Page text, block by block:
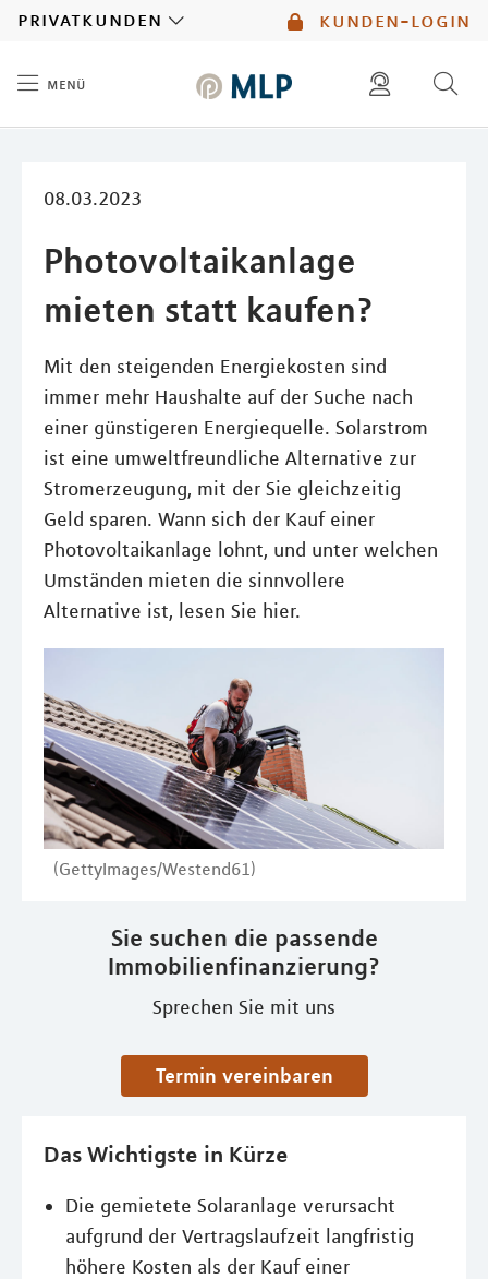
kunden-login
privatkunden
menü
08.03.2023
Photovoltaikanlage
mieten statt kaufen?
Mit den steigenden Energiekosten sind
immer mehr Haushalte auf der Suche nach
einer günstigeren Energiequelle. Solarstrom
ist eine umweltfreundliche Alternative zur
Stromerzeugung, mit der Sie gleichzeitig
Geld sparen. Wann sich der Kauf einer
Photovoltaikanlage lohnt, und unter welchen
Umständen mieten die sinnvollere
Alternative ist, lesen Sie hier.
(GettyImages/Westend61)
Sie suchen die passende
Immobilienfinanzierung?
Sprechen Sie mit uns
Termin vereinbaren
Das Wichtigste in Kürze
Die gemietete Solaranlage verursacht
aufgrund der Vertragslaufzeit langfristig
höhere Kosten als der Kauf einer